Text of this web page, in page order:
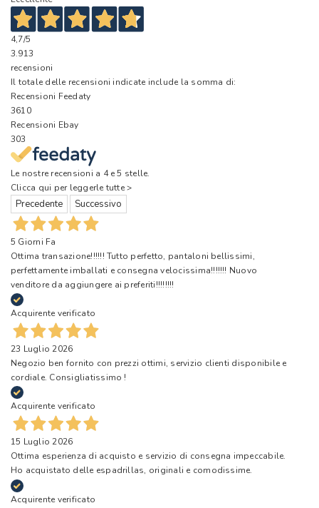
4,7/5
3.913
recensioni
Il totale delle recensioni indicate include la somma di:
Recensioni Feedaty
3610
Recensioni Ebay
303
Le nostre recensioni a 4 e 5 stelle.
Clicca qui per leggerle tutte >
Precedente Successivo
5 Giorni Fa
Ottima transazione!!!!!! Tutto perfetto, pantaloni bellissimi,
perfettamente imballati e consegna velocissima!!!!!!! Nuovo
venditore da aggiungere ai preferiti!!!!!!!!
Acquirente verificato
23 Luglio 2026
Negozio ben fornito con prezzi ottimi, servizio clienti disponibile e
cordiale. Consigliatissimo !
Acquirente verificato
15 Luglio 2026
Ottima esperienza di acquisto e servizio di consegna impeccabile.
Ho acquistato delle espadrillas, originali e comodissime.
Acquirente verificato